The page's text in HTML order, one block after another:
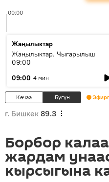
00:00
Жаңылыктар
Жаңылыктар. Чыгарылыш
09:00
09:00 4 мин
Кечээ Бүгүн
г. Бишкек 89.3
Борбор
жардам
кырсыгына